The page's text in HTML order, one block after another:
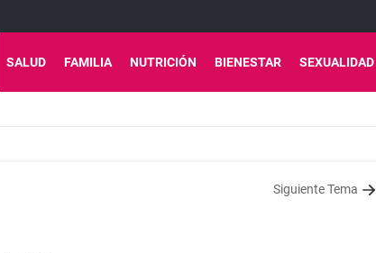
SALUD FAMILIA NUTRICIÓN BIENESTAR SEXUALIDAD
Siguiente Tema